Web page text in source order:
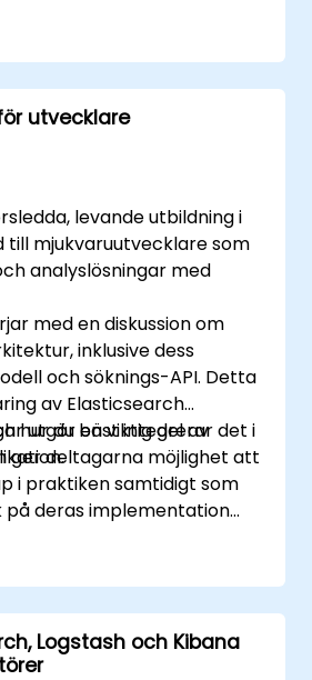
med Kibana och
avancerad analys och
funktionaliteten med
genom
utvecklare
levande utbildning i
till mjukvaruutvecklare som
analyslösningar med
med en diskussion om
inklusive dess
och söknings-API. Detta
av Elasticsearch
hur du bäst integrerar det i
utgör en viktig del av
ger deltagarna möjlighet att
i praktiken samtidigt som
deras implementation
Logstash och Kibana